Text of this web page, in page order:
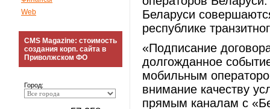
Web
CMS Magazine: стоимость
создания корп. сайта в
Приволжском ФО
Город:
Беларуси
республике
«Подписание
долгожданное
мобильным
внимание качеству
прямым каналам с